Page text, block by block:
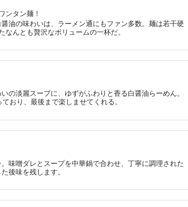
ンタン麺！
油の味わいは、ラーメン通にもファン多数。麺は若干硬
んとも贅沢なボリュームの一杯だ。
の淡麗スープに、ゆずがふわりと香る白醤油らーめん。
おり、最後まで楽しませてくれる。
味噌ダレとスープを中華鍋で合わせ、丁寧に調理された
後味を残します。